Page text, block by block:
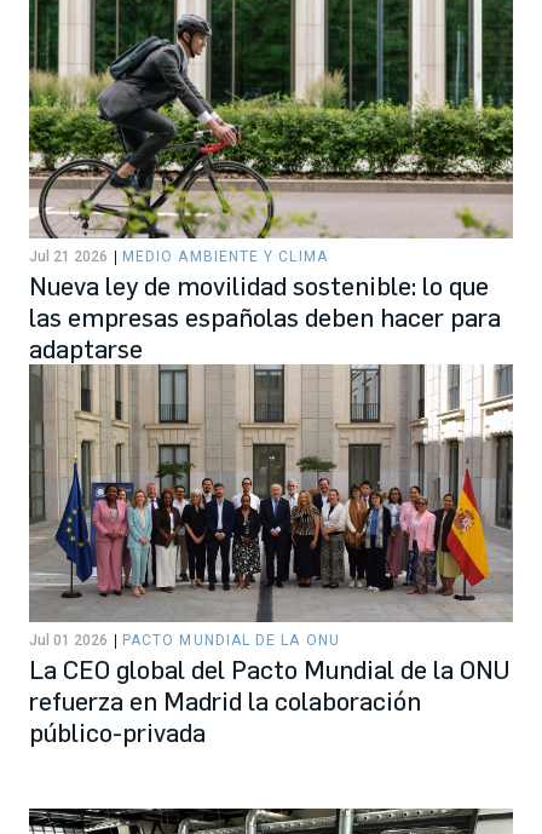
Jul 21 2026 MEDIO AMBIENTE Y CLIMA
Nueva ley de movilidad sostenible: lo que
las empresas españolas deben hacer para
adaptarse
Jul 01 2026 PACTO MUNDIAL DE LA ONU
La CEO global del Pacto Mundial de la ONU
refuerza en Madrid la colaboración
público-privada